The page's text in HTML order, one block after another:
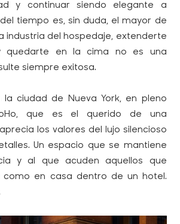
y continuar siendo elegante a
tiempo es, sin duda, el mayor de
industria del hospedaje, extenderte
quedarte en la cima no es una
siempre exitosa.
la ciudad de Nueva York, en pleno
que es el querido de una
los valores del lujo silencioso
Un espacio que se mantiene
y al que acuden aquellos que
como en casa dentro de un hotel.